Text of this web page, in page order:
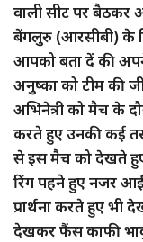
वाली सीट पर बैठकर
बेंगलुरु (आरसीबी) के
आपको बता दें की
अनुष्का को टीम की
अभिनेत्री को मैच के
करते हुए उनकी कई
से इस मैच को देखते
रिंग पहने हुए नजर
प्रार्थना करते हुए भी
देखकर फैंस काफी